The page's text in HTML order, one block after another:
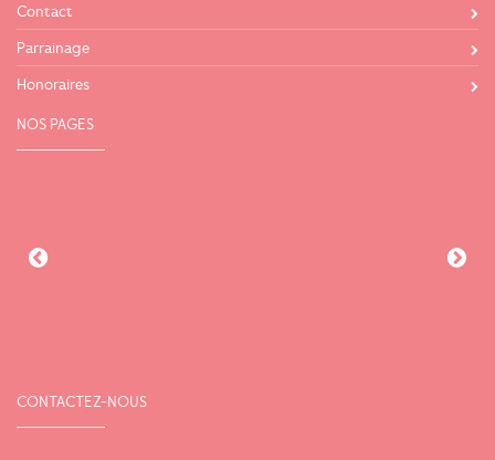
Contact
Parrainage
Honoraires
NOS PAGES
CONTACTEZ-NOUS